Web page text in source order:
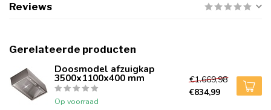
Reviews
Gerelateerde producten
Doosmodel afzuigkap
3500x1100x400 mm
Op voorraad
€1.669,98
€834,99